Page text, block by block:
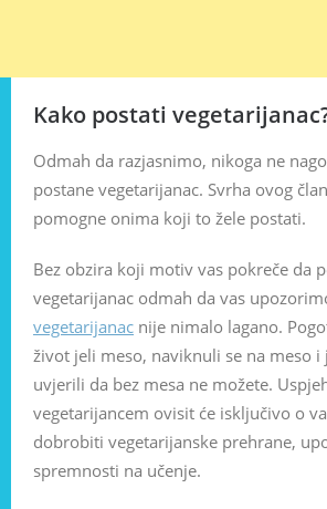
Kako postati
Odmah da razjasnimo, nikoga ne
postane vegetarijanac. Svrha ovog
pomogne onima koji to žele postati.
Bez obzira koji motiv vas pokreče da
vegetarijanac odmah da vas
vegetarijanac nije nimalo lagano.
život jeli meso, naviknuli se na meso i
uvjerili da bez mesa ne možete.
vegetarijancem ovisit će isključivo o
dobrobiti vegetarijanske prehrane,
spremnosti na učenje.